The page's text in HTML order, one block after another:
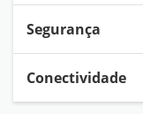
Segurança
Conectividade